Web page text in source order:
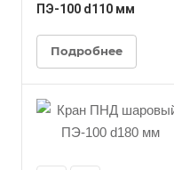
ПЭ-100 d110 мм
Подробнее